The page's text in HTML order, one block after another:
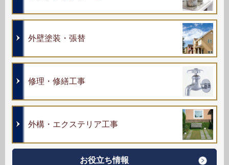
外壁塗装・張替
修理・修繕工事
外構・エクステリア工事
お役立ち情報